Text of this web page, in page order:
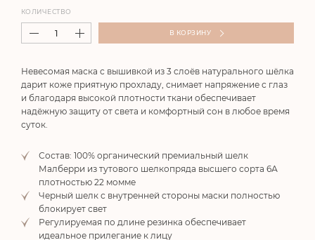
Невесомая маска с вышивкой из 3 слоёв натурального шёлка
дарит коже приятную прохладу, снимает напряжение с глаз
и благодаря высокой плотности ткани обеспечивает
надёжную защиту от света и комфортный сон в любое время
суток.
Состав: 100% органический премиальный шелк
Малберри из тутового шелкопряда высшего сорта 6А
плотностью 22 момме
Черный шелк с внутренней стороны маски полностью
блокирует свет
Регулируемая по длине резинка обеспечивает
идеальное прилегание к лицу
КОЛИЧЕСТВО
В КОРЗИНУ